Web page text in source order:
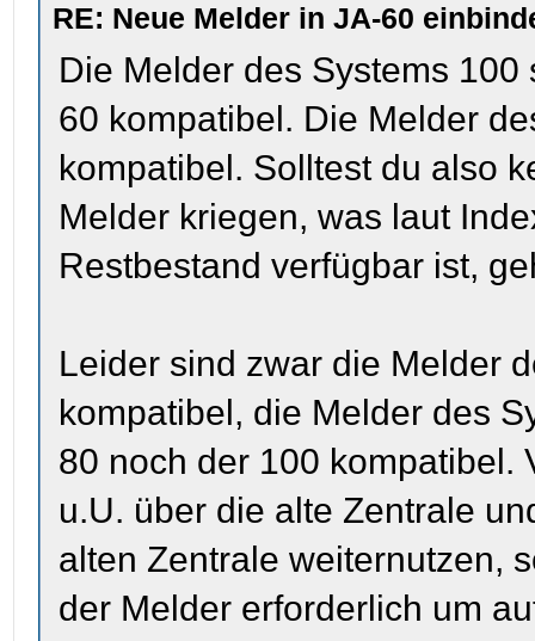
RE: Neue Melder in JA-60
Die Melder des Systems
60 kompatibel. Die Melder
kompatibel. Solltest du also
Melder kriegen, was laut
Restbestand verfügbar ist,
Leider sind zwar die Melder
kompatibel, die Melder des
80 noch der 100 kompatibel.
u.U. über die alte Zentrale
alten Zentrale weiternutzen,
der Melder erforderlich um